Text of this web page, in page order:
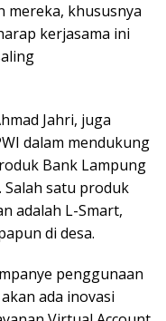
mereka, khususnya
kerjasama ini
Jahri, juga
dalam mendukung
Bank Lampung
satu produk
adalah L-Smart,
di desa.
penggunaan
ada inovasi